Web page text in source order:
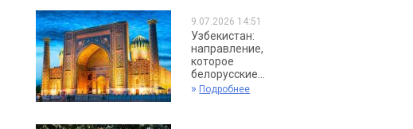
9.07.2026 14:51
Узбекистан:
направление,
которое
белорусские...
» Подробнее